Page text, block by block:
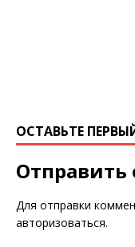
ОСТАВЬТЕ
Отправить
Для отправки
авторизоваться.